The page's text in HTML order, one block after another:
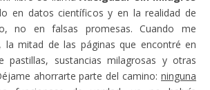
en datos científicos y en la realidad de
no en falsas promesas. Cuando me
la mitad de las páginas que encontré en
pastillas, sustancias milagrosas y otras
ahorrarte parte del camino: ninguna